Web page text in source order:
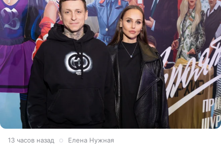
13 часов назад Елена Нужная